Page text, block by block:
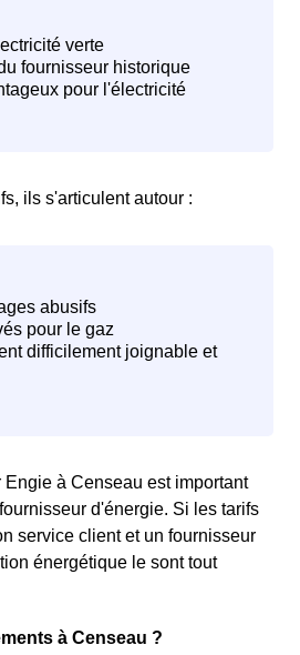
ils s'articulent autour :
à Censeau est important
d'énergie. Si les tarifs
service client et un fournisseur
énergétique le sont tout
à Censeau ?